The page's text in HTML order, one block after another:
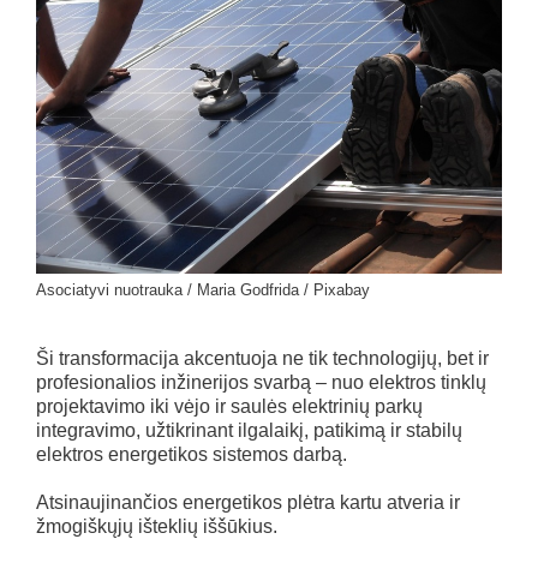
Asociatyvi nuotrauka / Maria Godfrida / Pixabay
Ši transformacija akcentuoja ne tik technologijų, bet ir
profesionalios inžinerijos svarbą – nuo elektros tinklų
projektavimo iki vėjo ir saulės elektrinių parkų
integravimo, užtikrinant ilgalaikį, patikimą ir stabilų
elektros energetikos sistemos darbą.
Atsinaujinančios energetikos plėtra kartu atveria ir
žmogiškųjų išteklių iššūkius.